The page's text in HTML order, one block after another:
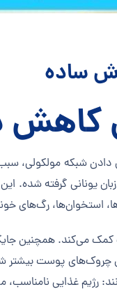
ساده
کاهش
دادن شبکه مولکولی،
یونانی گرفته
استخوان‌ها، رگ‌های
می‌کند. همچنین
پوست بیشتر
رژیم غذایی